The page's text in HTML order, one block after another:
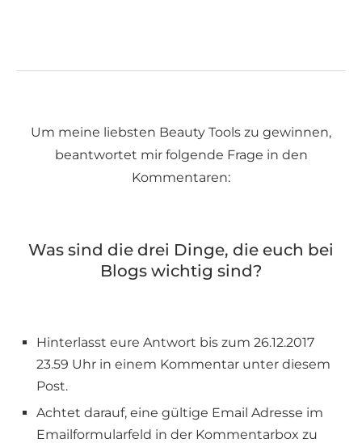
Um meine liebsten Beauty Tools zu gewinnen,
beantwortet mir folgende Frage in den
Kommentaren:
Was sind die drei Dinge, die euch bei
Blogs wichtig sind?
Hinterlasst eure Antwort bis zum 26.12.2017
23.59 Uhr in einem Kommentar unter diesem
Post.
Achtet darauf, eine gültige Email Adresse im
Emailformularfeld in der Kommentarbox zu